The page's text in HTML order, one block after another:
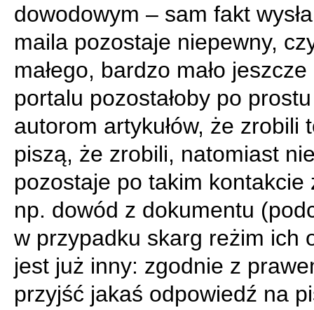
dowodowym – sam fakt
maila pozostaje niepewny,
małego, bardzo mało
portalu pozostałoby po
autorom artykułów, że zrobili
piszą, że zrobili, natomiast
pozostaje po takim kontakcie
np. dowód z dokumentu
w przypadku skarg reżim ich
jest już inny: zgodnie z
przyjść jakaś odpowiedź na